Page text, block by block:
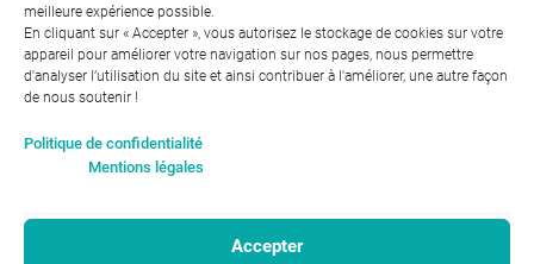
meilleure expérience possible.
En cliquant sur « Accepter », vous autorisez le stockage de cookies sur votre
appareil pour améliorer votre navigation sur nos pages, nous permettre
d'analyser l’utilisation du site et ainsi contribuer à l'améliorer, une autre façon
de nous soutenir !
Politique de confidentialité
Mentions légales
Accepter
← Précédent
femmes : 94